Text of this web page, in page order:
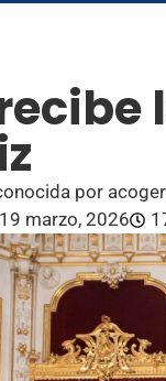
por
19 marzo, 2026